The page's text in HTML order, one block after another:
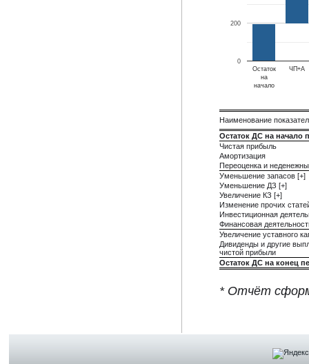
Остаток
на
начало
ЧП+А
0
200
Наименование
Остаток ДС на начало
Чистая прибыль
Амортизация
Переоценка и
Уменьшение запасов [+]
Уменьшение ДЗ [+]
Увеличение КЗ [+]
Изменение прочих
Инвестиционная
Финансовая
Увеличение уставного
Дивиденды и другие
чистой прибыли
Остаток ДС на конец
* Отчёт